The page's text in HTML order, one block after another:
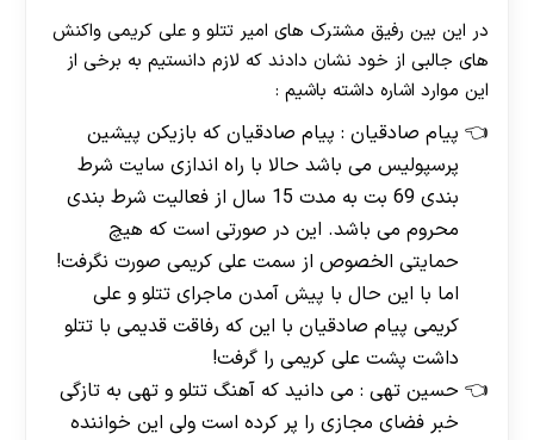
در این بین رفیق مشترک های امیر تتلو و علی کریمی واکنش
های جالبی از خود نشان دادند که لازم دانستیم به برخی از
این موارد اشاره داشته باشیم :
پیام صادقیان : پیام صادقیان که بازیکن پیشین
پرسپولیس می باشد حالا با راه اندازی سایت شرط
بندی 69 بت به مدت 15 سال از فعالیت شرط بندی
محروم می باشد. این در صورتی است که هیچ
حمایتی الخصوص از سمت علی کریمی صورت نگرفت!
اما با این حال با پیش آمدن ماجرای تتلو و علی
کریمی پیام صادقیان با این که رفاقت قدیمی با تتلو
داشت پشت علی کریمی را گرفت!
حسین تهی : می دانید که آهنگ تتلو و تهی به تازگی
خبر فضای مجازی را پر کرده است ولی این خواننده